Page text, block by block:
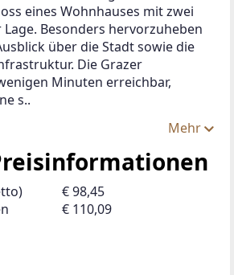
eines Wohnhauses mit zwei
Besonders hervorzuheben
über die Stadt sowie die
Die Grazer
Minuten erreichbar,
s..
Mehr
€ 98,45
€ 110,09